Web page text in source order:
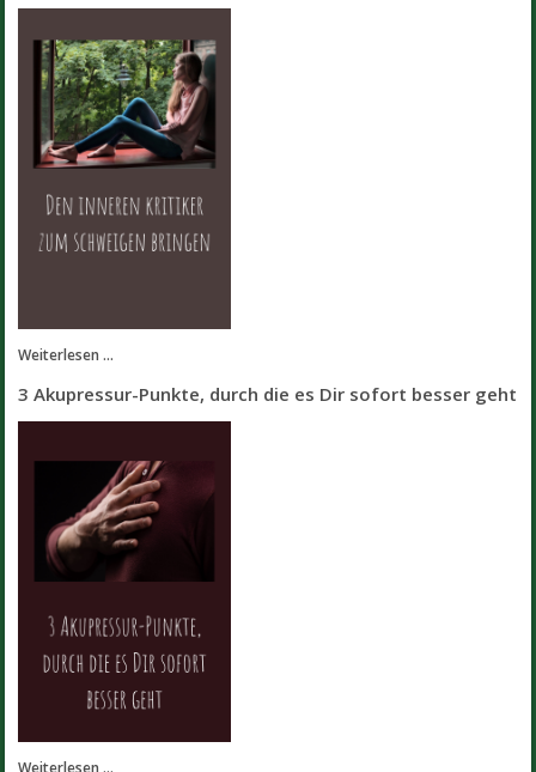
Weiterlesen ...
3 Akupressur-Punkte, durch die es Dir sofort besser geht
Weiterlesen ...